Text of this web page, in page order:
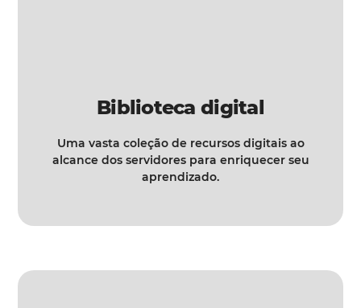
Biblioteca digital
Uma vasta coleção de recursos digitais ao
alcance dos servidores para enriquecer seu
aprendizado.